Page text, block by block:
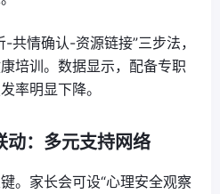
共情确认-资源链接”三步法，
培训。数据显示，配备专职
率明显下降。
动：多元支持网络
。家长会可设“心理安全观察